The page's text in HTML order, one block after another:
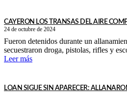
CAYERON LOS TRANSAS DEL AIRE
24 de octubre de 2024
Fueron detenidos durante un
secuestraron
Leer más
LOAN SIGUE SIN APARECER: